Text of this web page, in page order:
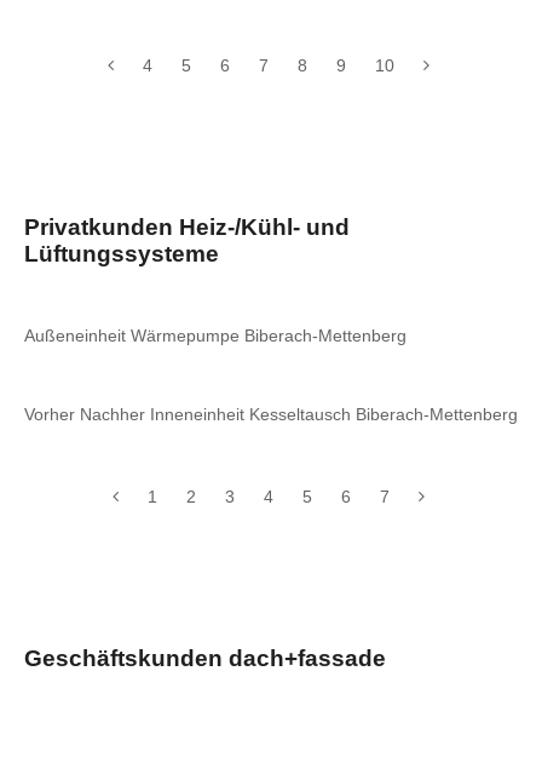
4 5 6 7 8 9 10
Privatkunden Heiz-/Kühl- und
Lüftungssysteme
Außeneinheit Wärmepumpe Biberach-Mettenberg
Vorher Nachher Inneneinheit Kesseltausch Biberach-Mettenberg
1 2 3 4 5 6 7
Geschäftskunden dach+fassade